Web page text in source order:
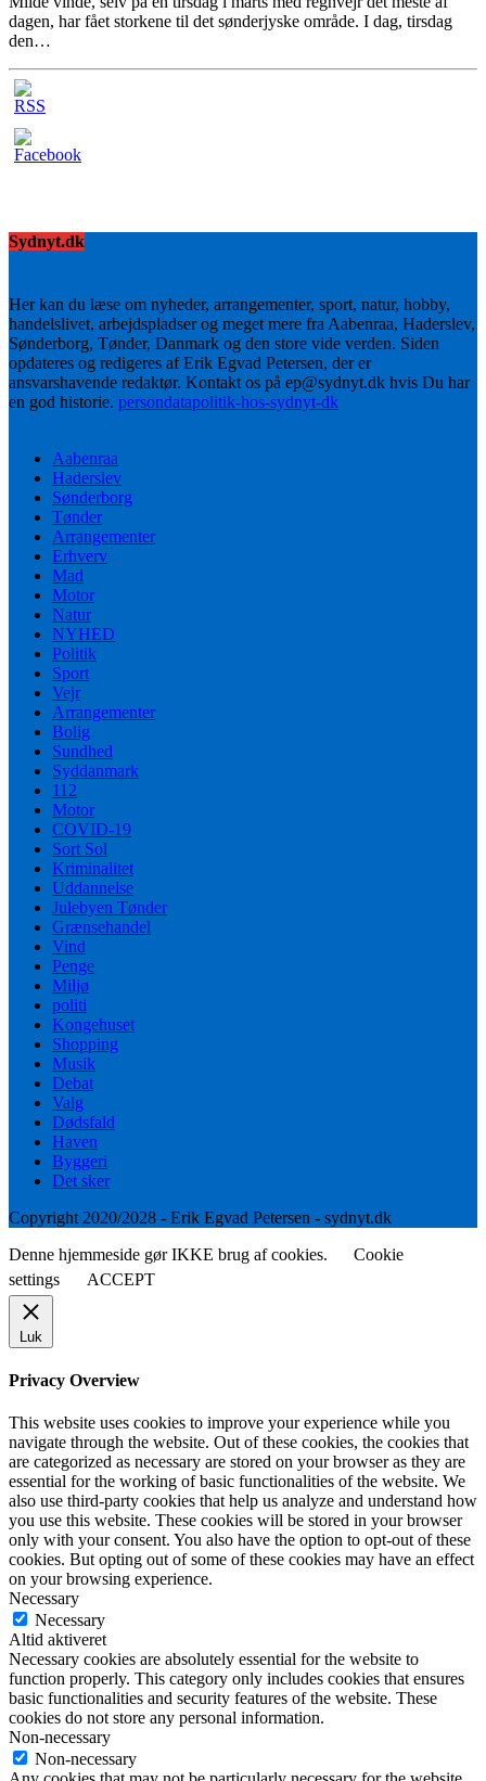
dagen, har fået storkene til det sønderjyske område. I dag, tirsdag
den…
Sydnyt.dk
Her kan du læse om nyheder, arrangementer, sport, natur, hobby,
handelslivet, arbejdspladser og meget mere fra Aabenraa, Haderslev,
Sønderborg, Tønder, Danmark og den store vide verden. Siden
opdateres og redigeres af Erik Egvad Petersen, der er
ansvarshavende redaktør. Kontakt os på ep@sydnyt.dk hvis Du har
en god historie. persondatapolitik-hos-sydnyt-dk
Aabenraa
Haderslev
Sønderborg
Tønder
Arrangementer
Erhverv
Mad
Motor
Natur
NYHED
Politik
Sport
Vejr
Arrangementer
Bolig
Sundhed
Syddanmark
112
Motor
COVID-19
Sort Sol
Kriminalitet
Uddannelse
Julebyen Tønder
Grænsehandel
Vind
Penge
Miljø
politi
Kongehuset
Shopping
Musik
Debat
Valg
Dødsfald
Haven
Byggeri
Det sker
Copyright 2020/2028 - Erik Egvad Petersen - sydnyt.dk
Denne hjemmeside gør IKKE brug af cookies.
Cookie
settings
ACCEPT
Luk
Privacy Overview
This website uses cookies to improve your experience while you
navigate through the website. Out of these cookies, the cookies that
are categorized as necessary are stored on your browser as they are
essential for the working of basic functionalities of the website. We
also use third-party cookies that help us analyze and understand how
you use this website. These cookies will be stored in your browser
only with your consent. You also have the option to opt-out of these
cookies. But opting out of some of these cookies may have an effect
on your browsing experience.
Necessary
Necessary
Altid aktiveret
Necessary cookies are absolutely essential for the website to
function properly. This category only includes cookies that ensures
basic functionalities and security features of the website. These
cookies do not store any personal information.
Non-necessary
Non-necessary